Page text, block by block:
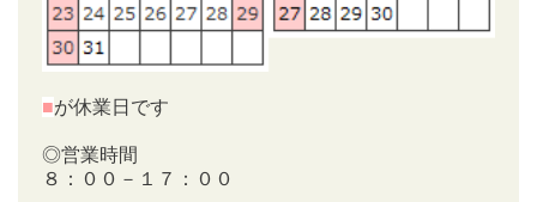
■が休業日です
◎営業時間
８：００－１７：００